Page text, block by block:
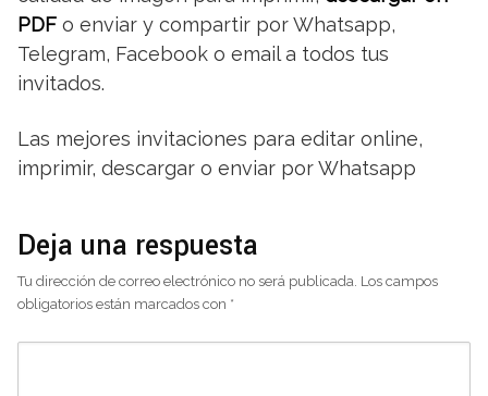
PDF o enviar y compartir por Whatsapp,
Telegram, Facebook o email a todos tus
invitados.
Las mejores invitaciones para editar online,
imprimir, descargar o enviar por Whatsapp
Deja una respuesta
Tu dirección de correo electrónico no será publicada. Los campos
obligatorios están marcados con *